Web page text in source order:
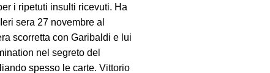
i ripetuti insulti ricevuti. Ha
sera 27 novembre al
scorretta con Garibaldi e lui
nel segreto del
spesso le carte. Vittorio